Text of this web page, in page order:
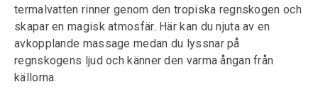
termalvatten rinner genom den tropiska regnskogen och
skapar en magisk atmosfär. Här kan du njuta av en
avkopplande massage medan du lyssnar på
regnskogens ljud och känner den varma ångan från
källorna.